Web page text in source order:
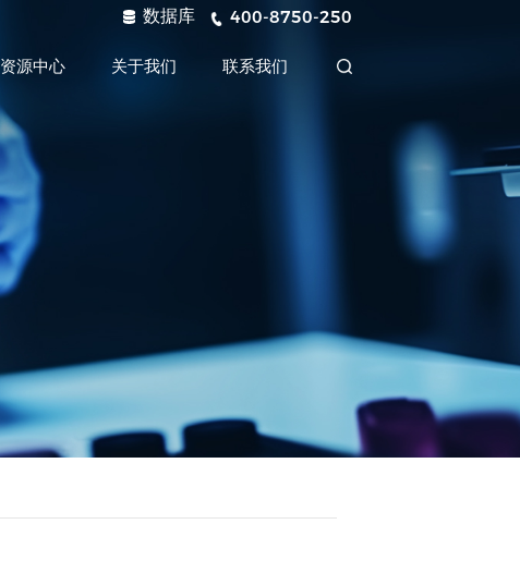
数据库 400-8750-250
资源中心 关于我们 联系我们